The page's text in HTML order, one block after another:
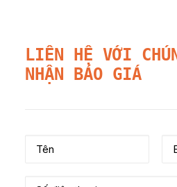
LIÊN HỆ VỚI
NHẬN BÁO GIÁ